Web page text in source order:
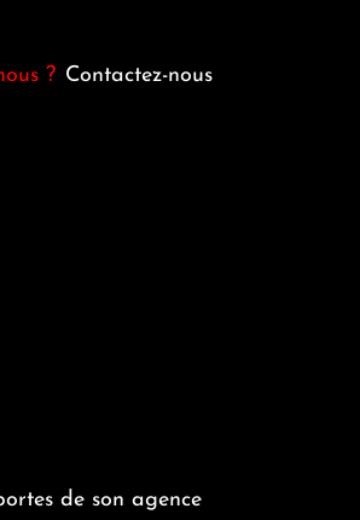
? Contactez-nous
de son agence